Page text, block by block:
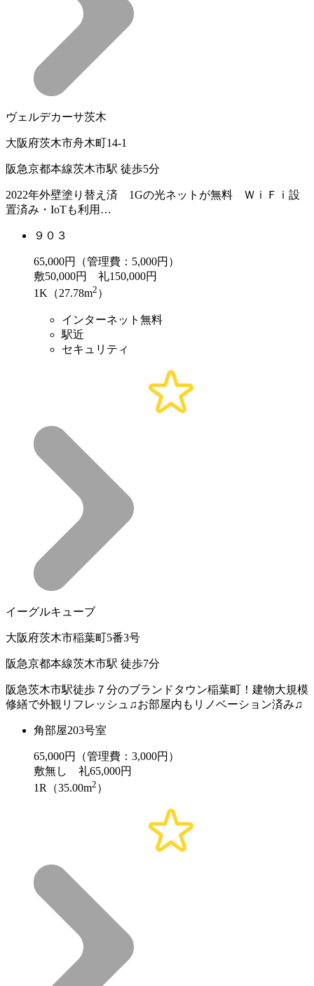
ヴェルデカーサ茨木
大阪府茨木市舟木町14-1
阪急京都本線茨木市駅 徒歩5分
2022年外壁塗り替え済 1Gの光ネットが無料 ＷｉＦｉ設
置済み・IoTも利用…
９０３
65,000円（管理費：5,000円）
敷50,000円 礼150,000円
1K（27.78m2 ）
インターネット無料
駅近
セキュリティ
イーグルキューブ
大阪府茨木市稲葉町5番3号
阪急京都本線茨木市駅 徒歩7分
阪急茨木市駅徒歩７分のブランドタウン稲葉町！建物大規模
修繕で外観リフレッシュ♫お部屋内もリノベーション済み♫
角部屋203号室
65,000円（管理費：3,000円）
敷無し 礼65,000円
1R（35.00m2 ）